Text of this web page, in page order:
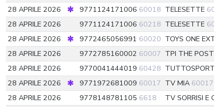
28 APRILE 2026
9771124171006 60018 TELESETTE
28 APRILE 2026
9771124171006 60218 TELESETTE
28 APRILE 2026
9772465056991 60020 TOYS ONE
28 APRILE 2026
9772785160002 60007 TPI THE POST
28 APRILE 2026
9770041444019 60428 TUTTOSPORT
28 APRILE 2026
9771972681009 60017 TV MIA 60017
28 APRILE 2026
9778148781105 6618
TV SORRISI E